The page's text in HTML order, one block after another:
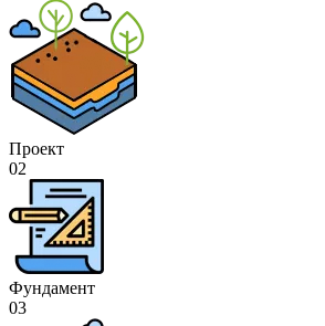
Проект
02
Фундамент
03